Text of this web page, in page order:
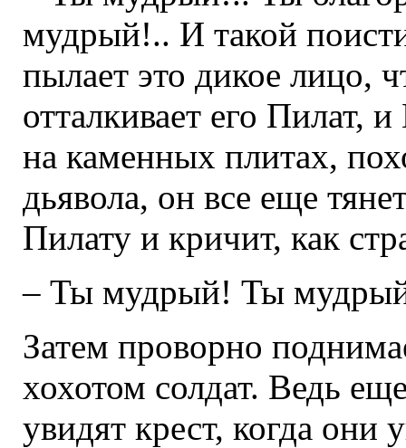
мудрый!.. И такой
пылает это дикое лицо,
отталкивает его Пилат,
на каменных плитах,
дьявола, он все еще
Пилату и кричит, как
– Ты мудрый! Ты
Затем проворно
хохотом солдат. Ведь
увидят крест, когда они